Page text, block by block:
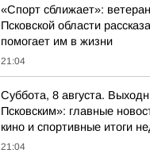
«Спорт сближает»:
Псковской области
помогает им в жизни
21:04
Суббота, 8 августа.
Псковским»: главные
кино и спортивные итоги
21:04